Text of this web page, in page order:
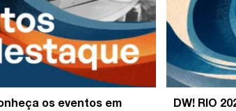
os eventos em
DW! RIO